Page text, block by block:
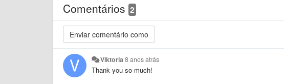
Comentários 2
Viktoria8 anos atrás
Thank you so much!